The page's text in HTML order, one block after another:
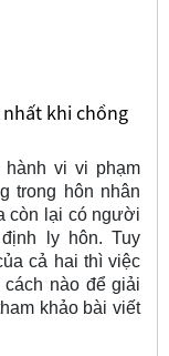
khi chồng
vi vi phạm
trong hôn nhân
còn lại có người
ly hôn. Tuy
cả hai thì việc
nào để giải
khảo bài viết